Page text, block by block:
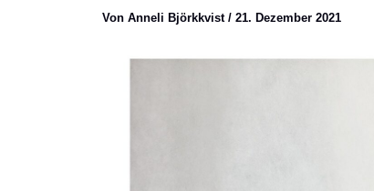
Von Anneli Björkkvist / 21. Dezember 2021